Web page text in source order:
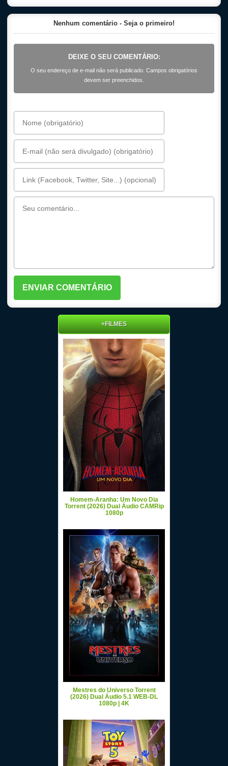
Nenhum comentário - Seja o primeiro!
DEIXE O SEU COMENTÁRIO:
O seu endereço de e-mail não será publicado. Campos obrigatórios
devem ser preenchidos.
+FILMES
Homem-Aranha: Um Novo Dia
Torrent (2026) Dual Áudio CAMRip
1080p
Mestres do Universo Torrent
(2026) Dual Áudio 5.1 WEB-DL
1080p | 4K